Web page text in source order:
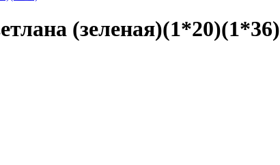
(зеленая)(1*20)(1*36)